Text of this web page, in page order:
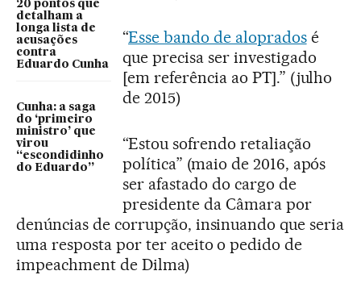
20 pontos que
detalham a
longa lista de
acusações
contra
Eduardo Cunha
Cunha: a saga
do ‘primeiro
ministro’ que
virou
“escondidinho
do Eduardo”
“Esse bando de alopradosé
que precisa ser investigado
[em referência ao PT].” (julho
de 2015)
“Estou sofrendo retaliação
política” (maio de 2016, após
ser afastado do cargo de
presidente da Câmara por
denúncias de corrupção, insinuando que seria
uma resposta por ter aceito o pedido de
impeachment de Dilma)